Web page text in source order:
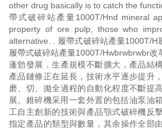
other drug basically is to catch the
帶式破碎站產量1000T/Hnd mineral
property of ore pulp, those who
alternative. . 履帶式破碎站產量1000T/H
履帶式破碎站產量1000T/Hwbrwbrwbr改
蓬勃發展，生產規模不斷擴大，產品結
產品鏈條正在延長，技術水平逐步提升
磨、切、拋全過程的自動化程度不斷提
展。錐碎機采用一套外置的包括油泵油
工自主創新的技術與產品顎式破碎機反
指定產品的類型與數量，其余操作全部